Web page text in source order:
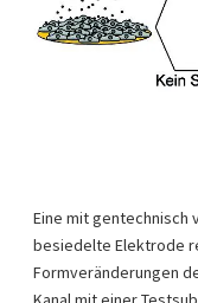
Eine mit gentechnisch
besiedelte Elektrode
Formveränderungen